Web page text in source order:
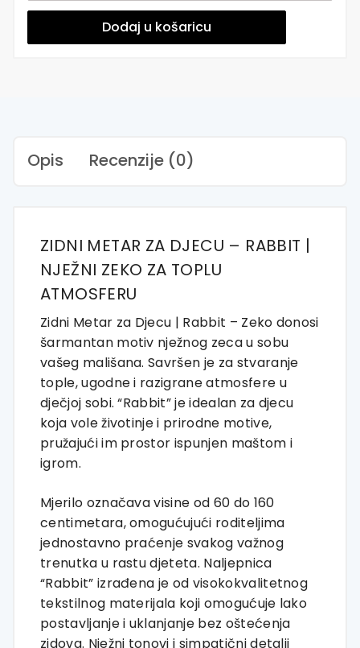
za
|
Zid
Dodaj u košaricu
Opis Recenzije (0)
ZIDNI METAR ZA DJECU – RABBIT |
NJEŽNI ZEKO ZA TOPLU
ATMOSFERU
Zidni Metar za Djecu | Rabbit – Zeko donosi
šarmantan motiv nježnog zeca u sobu
vašeg mališana. Savršen je za stvaranje
tople, ugodne i razigrane atmosfere u
dječjoj sobi. “Rabbit” je idealan za djecu
koja vole životinje i prirodne motive,
pružajući im prostor ispunjen maštom i
igrom.
Mjerilo označava visine od 60 do 160
centimetara, omogućujući roditeljima
jednostavno praćenje svakog važnog
trenutka u rastu djeteta. Naljepnica
“Rabbit” izrađena je od visokokvalitetnog
tekstilnog materijala koji omogućuje lako
postavljanje i uklanjanje bez oštećenja
zidova. Nježni tonovi i simpatični detalji